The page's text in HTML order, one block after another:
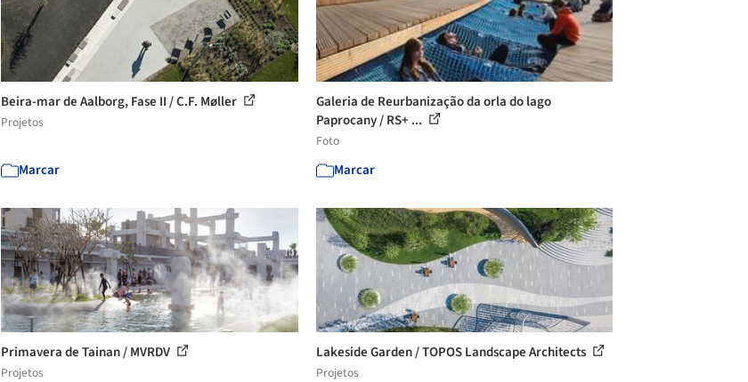
Beira-mar de Aalborg, Fase II / C.F. Møller
Projetos
Marcar
Galeria de Reurbanização da orla do lago
Paprocany / RS+ ...
Foto
Marcar
Primavera de Tainan / MVRDV
Projetos
Lakeside Garden / TOPOS Landscape Architects
Projetos